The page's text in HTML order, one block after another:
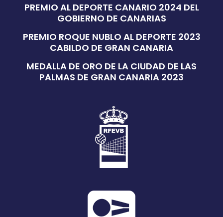
PREMIO AL DEPORTE CANARIO 2024 DEL
GOBIERNO DE CANARIAS
PREMIO ROQUE NUBLO AL DEPORTE 2023
CABILDO DE GRAN CANARIA
MEDALLA DE ORO DE LA CIUDAD DE LAS
PALMAS DE GRAN CANARIA 2023